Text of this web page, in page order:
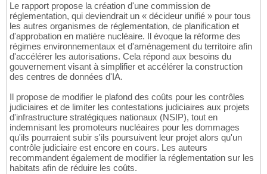
Le rapport propose la création d'une commission de
réglementation, qui deviendrait un « décideur unifié » pour tous
les autres organismes de réglementation, de planification et
d'approbation en matière nucléaire. Il évoque la réforme des
régimes environnementaux et d'aménagement du territoire afin
d'accélérer les autorisations. Cela répond aux besoins du
gouvernement visant à simplifier et accélérer la construction
des centres de données d'IA.
Il propose de modifier le plafond des coûts pour les contrôles
judiciaires et de limiter les contestations judiciaires aux projets
d'infrastructure stratégiques nationaux (NSIP), tout en
indemnisant les promoteurs nucléaires pour les dommages
qu'ils pourraient subir s'ils poursuivent leur projet alors qu'un
contrôle judiciaire est encore en cours. Les auteurs
recommandent également de modifier la réglementation sur les
habitats afin de réduire les coûts.